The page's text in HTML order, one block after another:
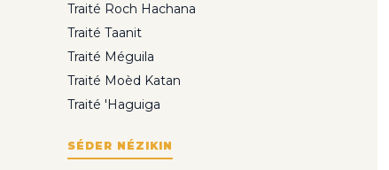
Traité Roch Hachana
Traité Taanit
Traité Méguila
Traité Moèd Katan
Traité 'Haguiga
SÉDER NÉZIKIN